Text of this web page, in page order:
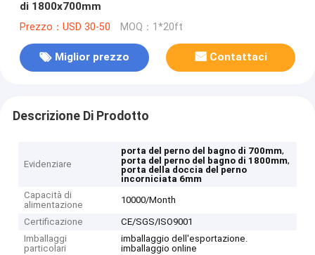
di 1800x700mm
Prezzo：USD 30-50 MOQ：1*20ft
Miglior prezzo Contattaci
Descrizione Di Prodotto
Evidenziare
porta del perno del bagno di 700mm,
porta del perno del bagno di 1800mm,
porta della doccia del perno
incorniciata 6mm
Capacità di
alimentazione
10000/Month
Certificazione
CE/SGS/ISO9001
Imballaggi
particolari
imballaggio dell'esportazione.
imballaggio online